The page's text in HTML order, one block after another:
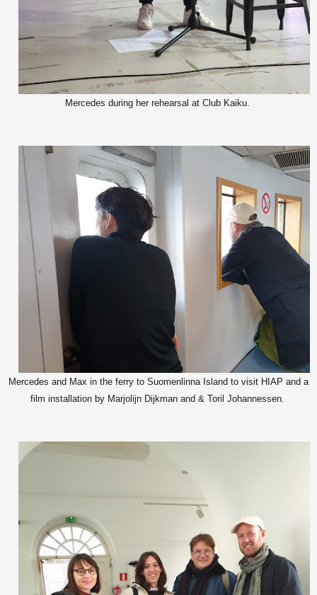
Mercedes during her rehearsal at Club Kaiku.
Mercedes and Max in the ferry to Suomenlinna Island to visit HIAP and a
film installation by Marjolijn Dijkman and & Toril Johannessen.